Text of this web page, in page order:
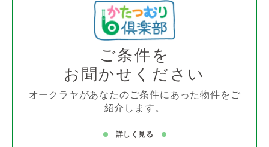
ご条件を
お聞かせください
オークラヤがあなたのご条件にあった物件をご
紹介します。
詳しく見る